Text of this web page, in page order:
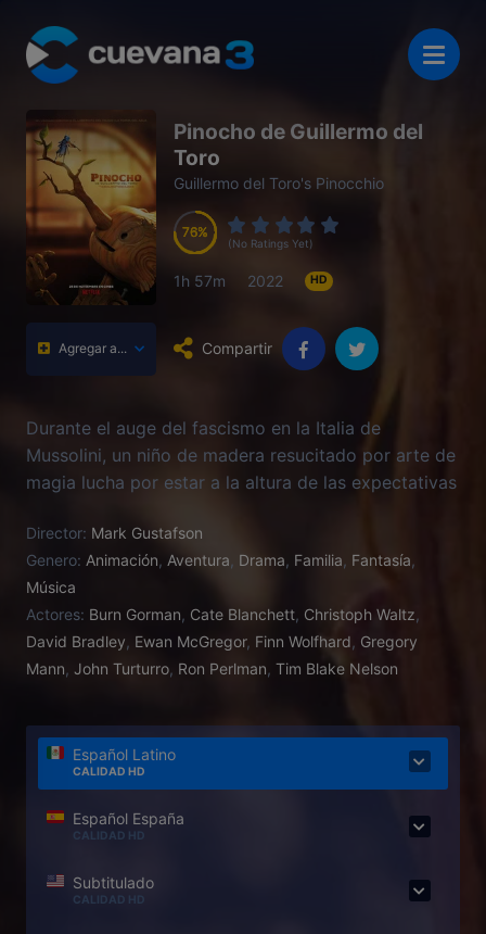
Agregar a...
Pinocho de Guillermo del
Toro
Guillermo del Toro's Pinocchio
76
76
76
76
(No Ratings Yet)
1h 57m 2022 HD
Compartir
Durante el auge del fascismo en la Italia de
Mussolini, un niño de madera resucitado por arte de
magia lucha por estar a la altura de las expectativas
Director: Mark Gustafson
Genero: Animación Aventura Drama Familia Fantasía,
Música
Actores: Burn Gorman, Cate Blanchett, Christoph Waltz
David Bradley, Ewan McGregor, Finn Wolfhard Gregory
Mann John Turturro, Ron Perlman, Tim Blake Nelson
Español Latino
CALIDAD HD
Español España
CALIDAD HD
Subtitulado
CALIDAD HD